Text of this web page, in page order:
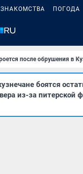
ЗНАКОМСТВА ПОГОДА
после обрушения в
боятся
из-за питерской